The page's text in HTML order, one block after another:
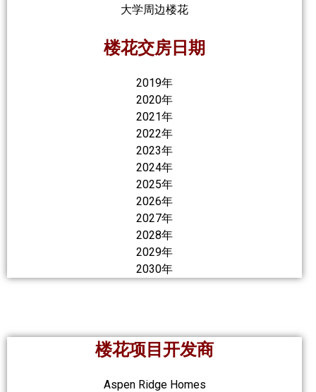
大学周边楼花
楼花交房日期
2019年
2020年
2021年
2022年
2023年
2024年
2025年
2026年
2027年
2028年
2029年
2030年
楼花项目开发商
Aspen Ridge Homes